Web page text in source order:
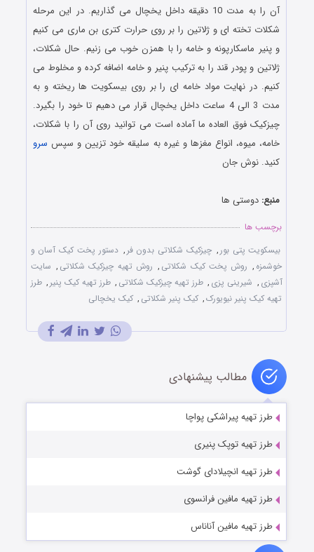
آن را به مدت 10 دقیقه داخل یخچال می گذاریم. در این مرحله
شکلات تخته ای و ژلاتین را بر روی حرارت کتری بن ماری می کنیم
و پنیر ماسکارپونه و خامه را با همزن خوب می زنیم. حال شکلات،
ژلاتین و پودر قند را به ترکیب پنیر و خامه اضافه کرده و مخلوط می
کنیم. در نهایت مواد خامه ای را بر روی بیسکویت ها ریخته و به
مدت 3 الی 4 ساعت داخل یخچال قرار می دهیم تا خود را بگیرد.
چیزکیک فوق العاده ما آماده است می توانید روی آن را با شکلات،
خامه، میوه، انواع مغزها و غیره به سلیقه خود تزیین و سپس سرو
کنید. نوش جان
منبع: دوستی ها
برچسب ها
بیسکویت پتی بور , چیزکیک شکلاتی بدون فر , دستور پخت کیک آسان و
خوشمزه , روش پخت کیک شکلاتی , روش تهیه چیزکیک شکلاتی , سایت
آشپزی , شیرینی پزی , طرز تهیه چیزکیک شکلاتی , طرز تهیه کیک پنیر , طرز
تهیه کیک پنیر نیویورک, کیک پنیر شکلاتی , کیک یخچالی
مطالب پیشنهادی
طرز تهیه پیراشکی پواچا
طرز تهیه توپک پنیری
طرز تهیه انچیلادای گوشت
طرز تهیه مافین فرانسوی
طرز تهیه مافین آناناس